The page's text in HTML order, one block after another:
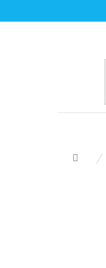
na
Domů